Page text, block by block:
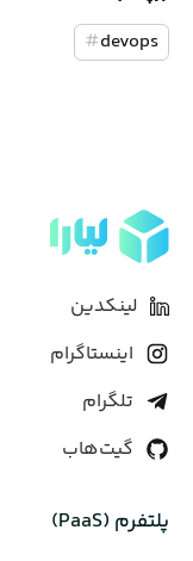
devops
#
لینکدین
اینستاگرام
تلگرام
گیت‌هاب
پلتفرم (PaaS)